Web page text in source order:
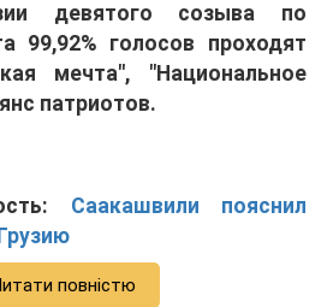
девятого созыва по
99,92% голосов проходят
мечта", "Национальное
патриотов.
Саакашвили пояснил
повністю